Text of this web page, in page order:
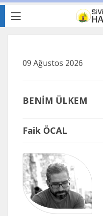
09 Ağustos 2026
BENİM ÜLKEM
Faik ÖCAL